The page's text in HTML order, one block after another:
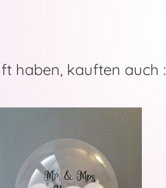
haben, kauften auch :